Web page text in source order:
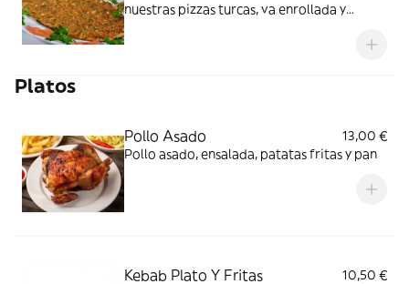
nuestras pizzas turcas, va enrollada y
Platos
Pollo Asado
13,00 €
Pollo asado, ensalada, patatas fritas y pan
Kebab Plato Y Fritas
10,50 €